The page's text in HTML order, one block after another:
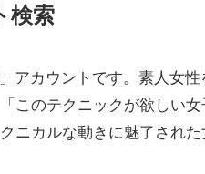
検索
アカウントです。素人女性
このテクニックが欲しい女
ニカルな動きに魅了された